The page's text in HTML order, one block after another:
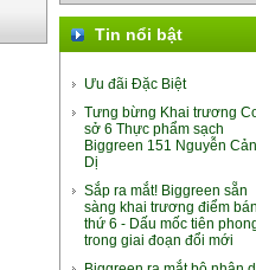
Khoai Lang Mật Đà Lạt Xuất
7.500đ/100g
Tin nổi bật
Ưu đãi Đặc Biệt
Tưng bừng Khai trương
sở 6 Thực phẩm sạch
Biggreen 151 Nguyễn
Dị
Sắp ra mắt! Biggreen sẵn
sàng khai trương điểm bán
thứ 6 - Dấu mốc tiên
trong giai đoạn đổi mới